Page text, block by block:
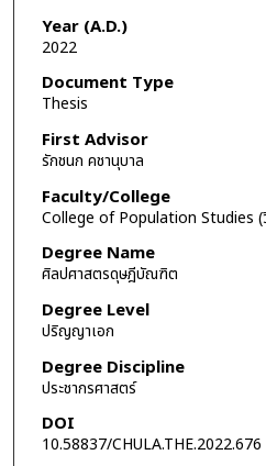
Year (A.D.)
2022
Document Type
Thesis
First Advisor
รักชนก คชานุบาล
Faculty/College
College of Population Studies (
Degree Name
ศิลปศาสตรดุษฎีบัณฑิต
Degree Level
ปริญญาเอก
Degree Discipline
ประชากรศาสตร์
DOI
10.58837/CHULA.THE.2022.676